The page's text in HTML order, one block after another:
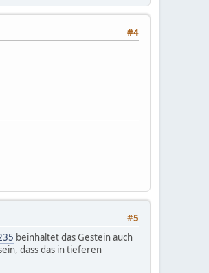
#4
#5
beinhaltet das Gestein auch
dass das in tieferen